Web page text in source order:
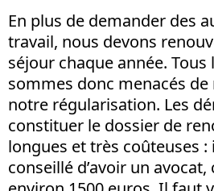
En plus de demander des
travail, nous devons
séjour chaque année. Tous
sommes donc menacés
notre régularisation. Les
constituer le dossier de
longues et très coûteuses
conseillé d’avoir un